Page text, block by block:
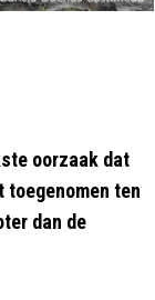
oorzaak dat
ten
dan de